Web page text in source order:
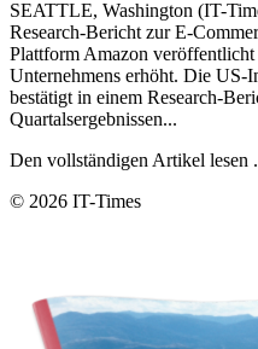
SEATTLE, Washington (IT-
Research-Bericht zur E-
Plattform Amazon
Unternehmens erhöht. Die US-
bestätigt in einem Research-
Quartalsergebnissen...
Den vollständigen Artikel lesen
© 2026 IT-Times